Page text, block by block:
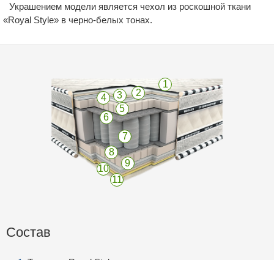
Украшением модели является чехол из роскошной ткани
«Royal Style» в черно-белых тонах.
1
2
3
4
5
6
7
8
9
10
11
Состав